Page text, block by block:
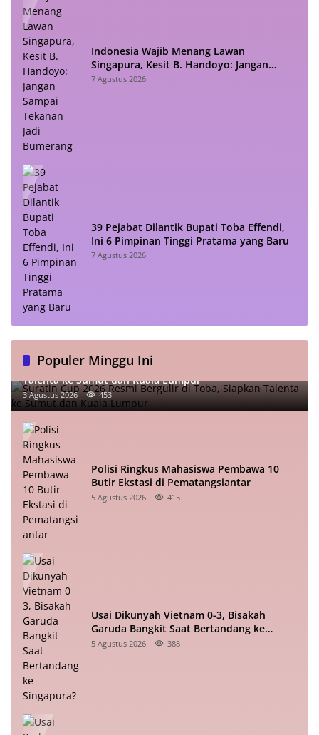
Indonesia Wajib Menang Lawan
Singapura, Kesit B. Handoyo: Jangan
Sampai Tekanan Jadi Bumerang
7 Agustus 2026
39 Pejabat Dilantik Bupati Toba Effendi,
Ini 6 Pimpinan Tinggi Pratama yang Baru
7 Agustus 2026
Populer Minggu Ini
Suratin Cup 2026 Resmi Bergulir di Toba, Siapkan
Talenta ke Sumut dan Kuala Lumpur
3 Agustus 2026 453
Polisi Ringkus Mahasiswa Pembawa 10
Butir Ekstasi di Pematangsiantar
5 Agustus 2026 415
Usai Dikunyah Vietnam 0-3, Bisakah
Garuda Bangkit Saat Bertandang ke
Singapura?
5 Agustus 2026 388